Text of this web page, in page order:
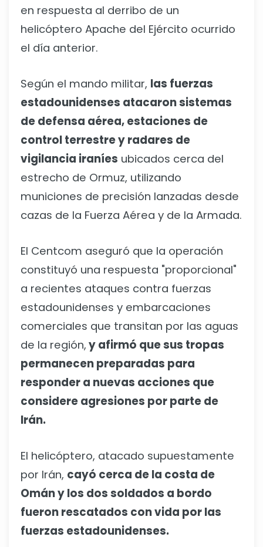
en respuesta al derribo de un
helicóptero Apache del Ejército ocurrido
el día anterior.
Según el mando militar, las fuerzas
estadounidenses atacaron sistemas
de defensa aérea, estaciones de
control terrestre y radares de
vigilancia iraníes ubicados cerca del
estrecho de Ormuz, utilizando
municiones de precisión lanzadas desde
cazas de la Fuerza Aérea y de la Armada.
El Centcom aseguró que la operación
constituyó una respuesta "proporcional"
a recientes ataques contra fuerzas
estadounidenses y embarcaciones
comerciales que transitan por las aguas
de la región, y afirmó que sus tropas
permanecen preparadas para
responder a nuevas acciones que
considere agresiones por parte de
Irán.
El helicóptero, atacado supuestamente
por Irán, cayó cerca de la costa de
Omán y los dos soldados a bordo
fueron rescatados con vida por las
fuerzas estadounidenses.